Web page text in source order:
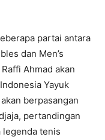
partai antara
dan Men’s
Ahmad akan
Yayuk
berpasangan
pertandingan
legenda tenis